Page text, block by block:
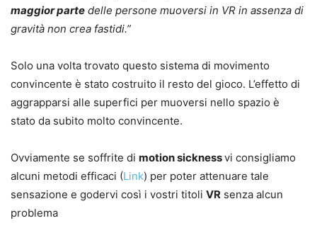
maggior parte delle persone muoversi in VR in assenza di
gravità non crea fastidi.”
Solo una volta trovato questo sistema di movimento
convincente è stato costruito il resto del gioco. L’effetto di
aggrapparsi alle superfici per muoversi nello spazio è
stato da subito molto convincente.
Ovviamente se soffrite di motion sicknessvi consigliamo
alcuni metodi efficaci (Link) per poter attenuare tale
sensazione e godervi così i vostri titoli VR senza alcun
problema